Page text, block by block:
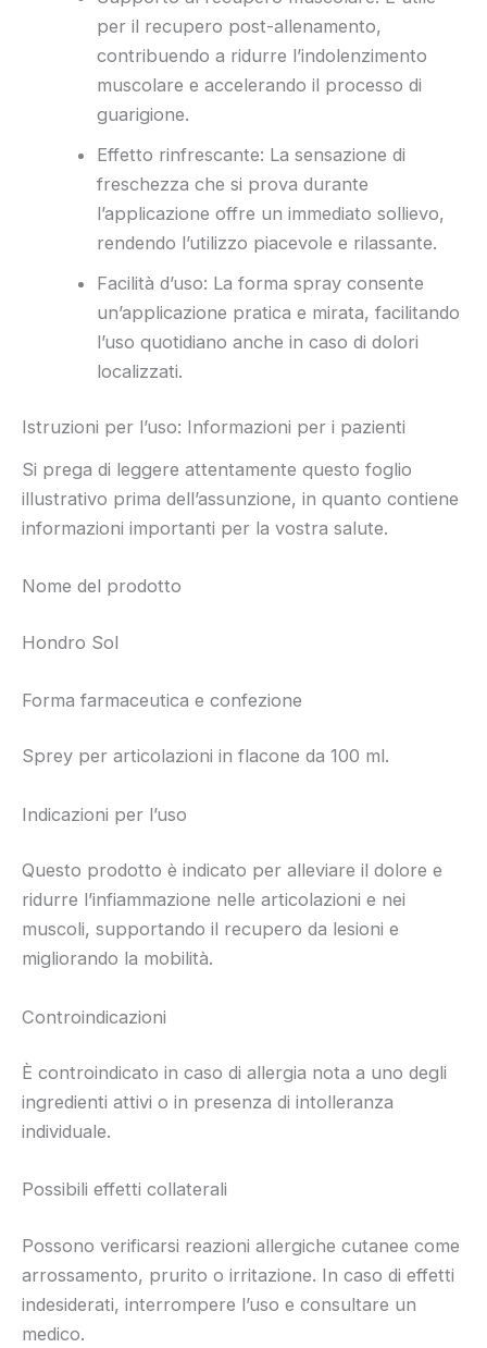
per il recupero post-allenamento,
contribuendo a ridurre l’indolenzimento
muscolare e accelerando il processo di
guarigione.
Effetto rinfrescante: La sensazione di
freschezza che si prova durante
l’applicazione offre un immediato sollievo,
rendendo l’utilizzo piacevole e rilassante.
Facilità d’uso: La forma spray consente
un’applicazione pratica e mirata, facilitando
l’uso quotidiano anche in caso di dolori
localizzati.
Istruzioni per l’uso: Informazioni per i pazienti
Si prega di leggere attentamente questo foglio
illustrativo prima dell’assunzione, in quanto contiene
informazioni importanti per la vostra salute.
Nome del prodotto
Hondro Sol
Forma farmaceutica e confezione
Sprey per articolazioni in flacone da 100 ml.
Indicazioni per l’uso
Questo prodotto è indicato per alleviare il dolore e
ridurre l’infiammazione nelle articolazioni e nei
muscoli, supportando il recupero da lesioni e
migliorando la mobilità.
Controindicazioni
È controindicato in caso di allergia nota a uno degli
ingredienti attivi o in presenza di intolleranza
individuale.
Possibili effetti collaterali
Possono verificarsi reazioni allergiche cutanee come
arrossamento, prurito o irritazione. In caso di effetti
indesiderati, interrompere l’uso e consultare un
medico.